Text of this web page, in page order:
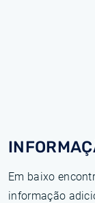
Em baixo
informação